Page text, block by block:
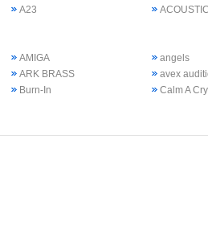
A23
AMIGA
angels
ARK BRASS
avex
Burn-In
Calm A